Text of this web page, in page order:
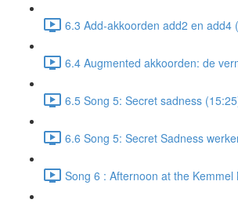
6.3 Add-akkoorden add2 en add4
6.4 Augmented akkoorden: de
6.5 Song 5: Secret sadness
6.6 Song 5: Secret Sadness
Song 6 : Afternoon at the Kemmel